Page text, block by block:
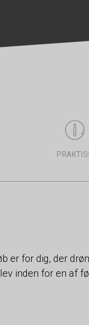
er for dig, der
inden for en af